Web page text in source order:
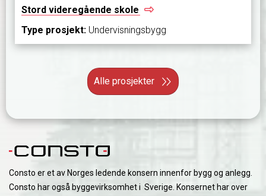
Stord videregående skole
Type prosjekt: Undervisningsbygg
Alle prosjekter
Consto er et av Norges ledende konsern innenfor bygg og anlegg.
Consto har også byggevirksomhet i Sverige. Konsernet har over